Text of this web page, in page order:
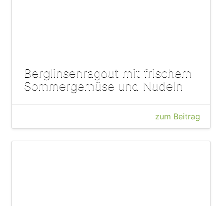
Berglinsenragout mit frischem
Sommergemüse und Nudeln
zum Beitrag